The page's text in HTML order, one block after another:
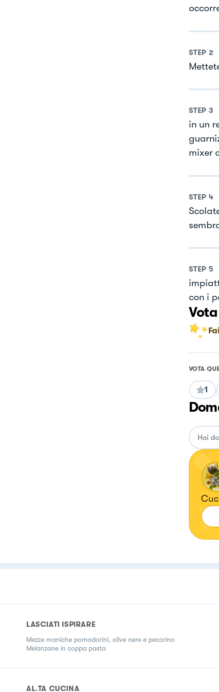
STEP 2
STEP 3
in un
mixer
STEP 4
STEP 5
con i
VOTA
1
LASCIATI ISPIRARE
Mezze maniche pomodorini, olive nere e pecorino
Melanzane in coppa pasta
AL.TA CUCINA